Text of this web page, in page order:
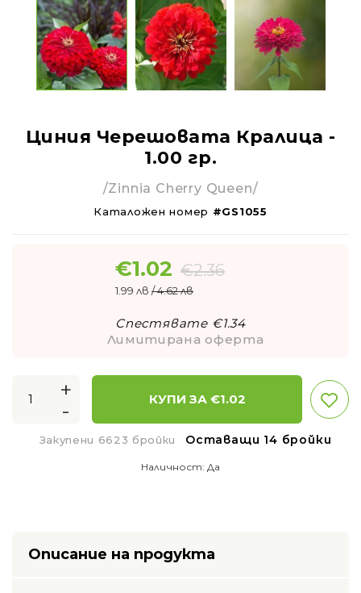
Циния Черешовата Кралица -
1.00 гр.
/Zinnia Cherry Queen/
Каталожен номер #GS1055
€1.02 €2.36
1.99 лв / 4.62 лв
Спестявате €1.34
Лимитирана оферта
+
-
КУПИ ЗА €1.02
Закупени 6623 бройки Оставащи 14 бройки
Наличност: Да
Описание на продукта